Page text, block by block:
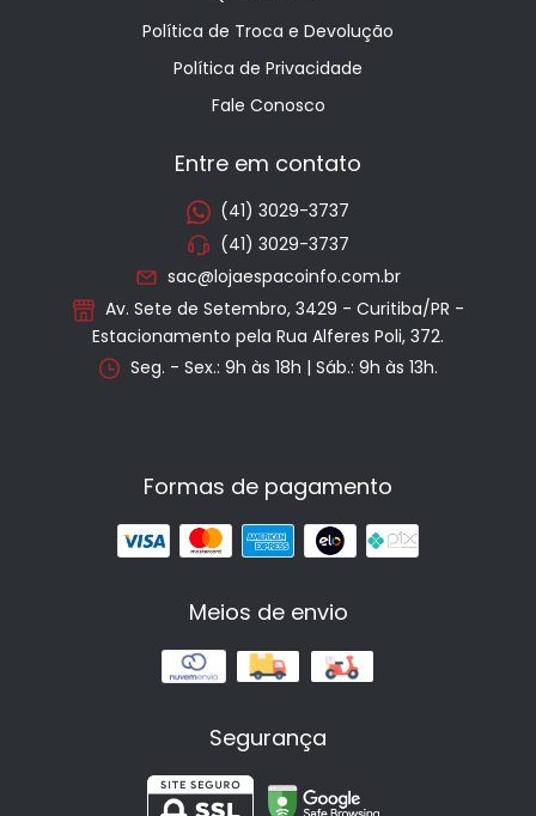
Política de Troca e Devolução
Política de Privacidade
Fale Conosco
Entre em contato
(41) 3029-3737
(41) 3029-3737
sac@lojaespacoinfo.com.br
Av. Sete de Setembro, 3429 - Curitiba/PR -
Estacionamento pela Rua Alferes Poli, 372.
Seg. - Sex.: 9h às 18h | Sáb.: 9h às 13h.
Formas de pagamento
Meios de envio
Segurança